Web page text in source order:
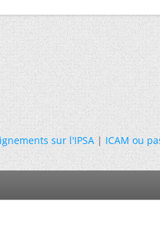
sur l'IPSA|ICAM ou